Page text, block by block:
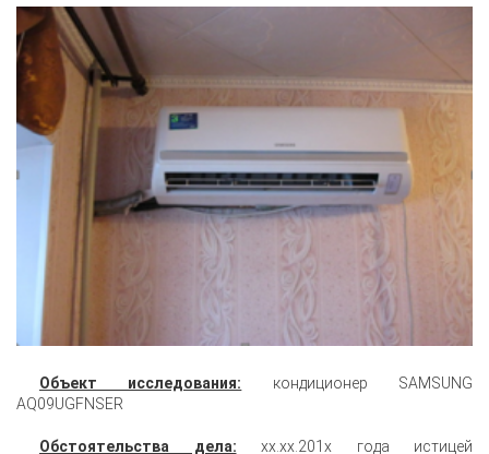
Объект исследования: кондиционер SAMSUNG
AQ09UGFNSER
Обстоятельства дела: xx.xx.201x года истицей